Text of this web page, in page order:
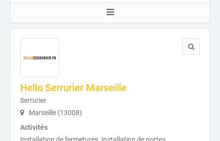
Hello Serrurier Marseille
Serrurier
Marseille (13008)
Activités